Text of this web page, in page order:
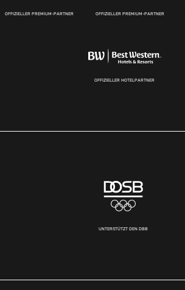
OFFIZIELLER PREMIUM-PARTNER OFFIZIELLER PREMIUM-PARTNER
OFFIZIELLER HOTELPARTNER
UNTERSTÜTZT DEN DBB